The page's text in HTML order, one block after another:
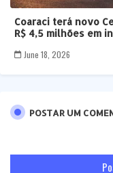
Coaraci terá novo
R$ 4,5 milhões em
June 18, 2026
POSTAR UM